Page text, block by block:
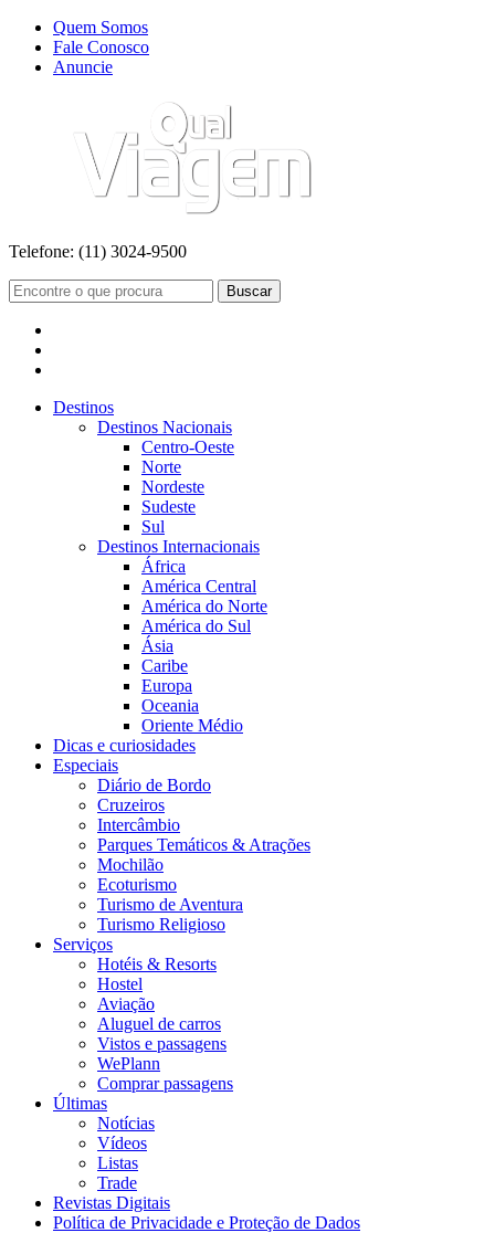
Quem Somos
Fale Conosco
Anuncie
Telefone: (11) 3024-9500
Buscar
Destinos
Destinos Nacionais
Centro-Oeste
Norte
Nordeste
Sudeste
Sul
Destinos Internacionais
África
América Central
América do Norte
América do Sul
Ásia
Caribe
Europa
Oceania
Oriente Médio
Dicas e curiosidades
Especiais
Diário de Bordo
Cruzeiros
Intercâmbio
Parques Temáticos & Atrações
Mochilão
Ecoturismo
Turismo de Aventura
Turismo Religioso
Serviços
Hotéis & Resorts
Hostel
Aviação
Aluguel de carros
Vistos e passagens
WePlann
Comprar passagens
Últimas
Notícias
Vídeos
Listas
Trade
Revistas Digitais
Política de Privacidade e Proteção de Dados